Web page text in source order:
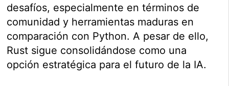
desafíos, especialmente en términos de
comunidad y herramientas maduras en
comparación con Python. A pesar de ello,
Rust sigue consolidándose como una
opción estratégica para el futuro de la IA.